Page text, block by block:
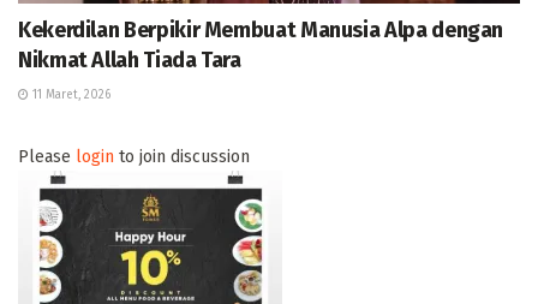
Kekerdilan Berpikir Membuat Manusia Alpa dengan
Nikmat Allah Tiada Tara
11 Maret, 2026
Please login to join discussion